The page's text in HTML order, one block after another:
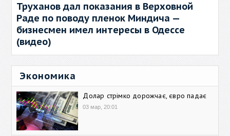
Труханов дал показания в Верховной
Раде по поводу пленок Миндича —
бизнесмен имел интересы в Одессе
(видео)
Экономика
Долар стрімко дорожчає, євро падає
03 мар, 20:01